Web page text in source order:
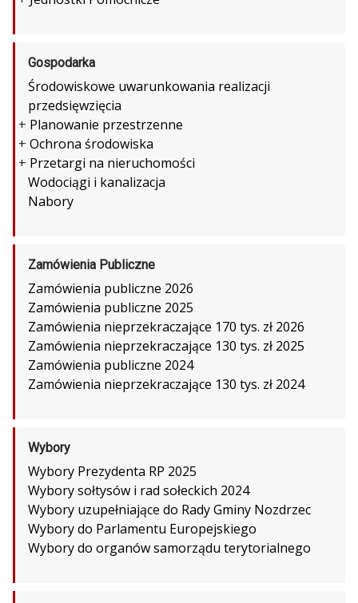
Gospodarka
Środowiskowe uwarunkowania realizacji
przedsięwzięcia
+ Planowanie przestrzenne
+ Ochrona środowiska
+ Przetargi na nieruchomości
Wodociągi i kanalizacja
Nabory
Zamówienia Publiczne
Zamówienia publiczne 2026
Zamówienia publiczne 2025
Zamówienia nieprzekraczające 170 tys. zł 2026
Zamówienia nieprzekraczające 130 tys. zł 2025
Zamówienia publiczne 2024
Zamówienia nieprzekraczające 130 tys. zł 2024
Wybory
Wybory Prezydenta RP 2025
Wybory sołtysów i rad sołeckich 2024
Wybory uzupełniające do Rady Gminy Nozdrzec
Wybory do Parlamentu Europejskiego
Wybory do organów samorządu terytorialnego